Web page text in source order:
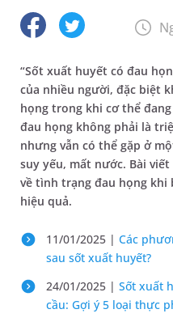
“Sốt xuất huyết có đau
của nhiều người, đặc biệt
họng trong khi cơ thể
đau họng không phải là
nhưng vẫn có thể gặp ở
suy yếu, mất nước. Bài
về tình trạng đau họng khi
hiệu quả.
11/01/2025 | Các
sau sốt xuất huyết?
24/01/2025 | Sốt xuất
cầu: Gợi ý 5 loại thực